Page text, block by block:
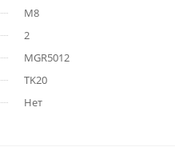
M8
2
MGR5012
TK20
Нет